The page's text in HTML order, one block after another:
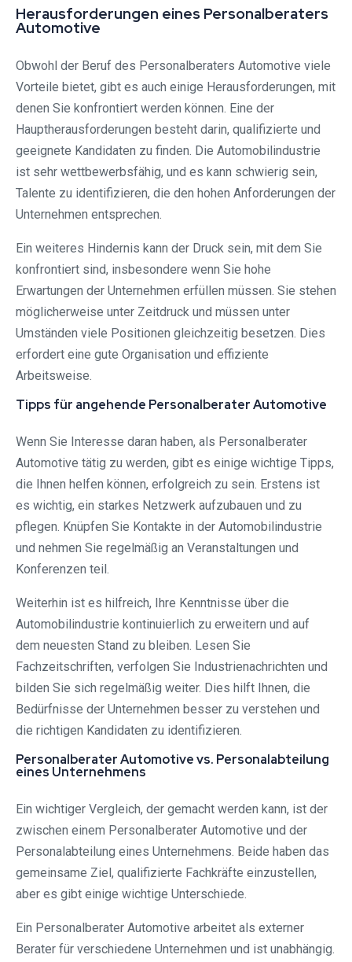
Herausforderungen eines Personalberaters
Automotive
Obwohl der Beruf des Personalberaters Automotive viele
Vorteile bietet, gibt es auch einige Herausforderungen, mit
denen Sie konfrontiert werden können. Eine der
Hauptherausforderungen besteht darin, qualifizierte und
geeignete Kandidaten zu finden. Die Automobilindustrie
ist sehr wettbewerbsfähig, und es kann schwierig sein,
Talente zu identifizieren, die den hohen Anforderungen der
Unternehmen entsprechen.
Ein weiteres Hindernis kann der Druck sein, mit dem Sie
konfrontiert sind, insbesondere wenn Sie hohe
Erwartungen der Unternehmen erfüllen müssen. Sie stehen
möglicherweise unter Zeitdruck und müssen unter
Umständen viele Positionen gleichzeitig besetzen. Dies
erfordert eine gute Organisation und effiziente
Arbeitsweise.
Tipps für angehende Personalberater Automotive
Wenn Sie Interesse daran haben, als Personalberater
Automotive tätig zu werden, gibt es einige wichtige Tipps,
die Ihnen helfen können, erfolgreich zu sein. Erstens ist
es wichtig, ein starkes Netzwerk aufzubauen und zu
pflegen. Knüpfen Sie Kontakte in der Automobilindustrie
und nehmen Sie regelmäßig an Veranstaltungen und
Konferenzen teil.
Weiterhin ist es hilfreich, Ihre Kenntnisse über die
Automobilindustrie kontinuierlich zu erweitern und auf
dem neuesten Stand zu bleiben. Lesen Sie
Fachzeitschriften, verfolgen Sie Industrienachrichten und
bilden Sie sich regelmäßig weiter. Dies hilft Ihnen, die
Bedürfnisse der Unternehmen besser zu verstehen und
die richtigen Kandidaten zu identifizieren.
Personalberater Automotive vs. Personalabteilung
eines Unternehmens
Ein wichtiger Vergleich, der gemacht werden kann, ist der
zwischen einem Personalberater Automotive und der
Personalabteilung eines Unternehmens. Beide haben das
gemeinsame Ziel, qualifizierte Fachkräfte einzustellen,
aber es gibt einige wichtige Unterschiede.
Ein Personalberater Automotive arbeitet als externer
Berater für verschiedene Unternehmen und ist unabhängig.